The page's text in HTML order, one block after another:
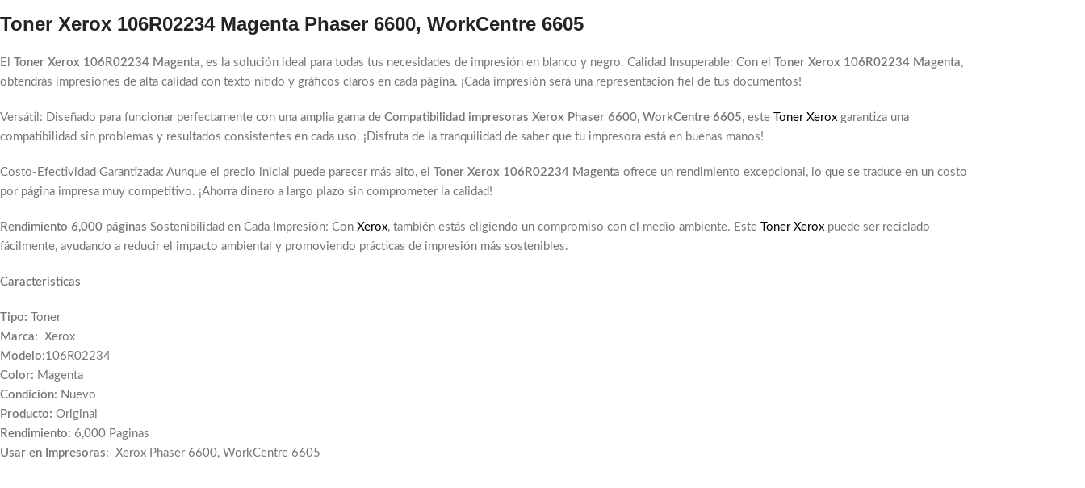
Toner Xerox 106R02234 Magenta Phaser 6600, WorkCentre 6605
El Toner Xerox 106R02234 Magenta, es la solución ideal para todas tus necesidades de impresión en blanco y negro. Calidad Insuperable: Con el Toner Xerox 106R02234 Magenta,
obtendrás impresiones de alta calidad con texto nítido y gráficos claros en cada página. ¡Cada impresión será una representación fiel de tus documentos!
Versátil: Diseñado para funcionar perfectamente con una amplia gama de Compatibilidad impresoras Xerox Phaser 6600, WorkCentre 6605, este Toner Xerox garantiza una
compatibilidad sin problemas y resultados consistentes en cada uso. ¡Disfruta de la tranquilidad de saber que tu impresora está en buenas manos!
Costo-Efectividad Garantizada: Aunque el precio inicial puede parecer más alto, el Toner Xerox 106R02234 Magenta ofrece un rendimiento excepcional, lo que se traduce en un costo
por página impresa muy competitivo. ¡Ahorra dinero a largo plazo sin comprometer la calidad!
Rendimiento 6,000 páginas Sostenibilidad en Cada Impresión: Con Xerox, también estás eligiendo un compromiso con el medio ambiente. Este Toner Xerox puede ser reciclado
fácilmente, ayudando a reducir el impacto ambiental y promoviendo prácticas de impresión más sostenibles.
Características
Tipo: Toner
Marca: Xerox
Modelo:106R02234
Color: Magenta
Condición: Nuevo
Producto: Original
Rendimiento: 6,000 Paginas
Usar en Impresoras: Xerox Phaser 6600, WorkCentre 6605